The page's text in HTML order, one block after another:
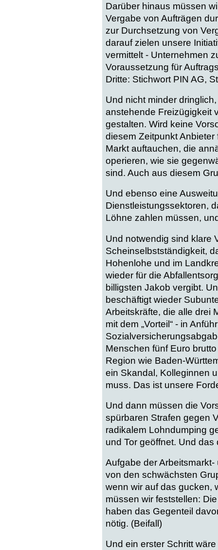
Darüber hinaus müssen
Vergabe von Aufträgen
zur Durchsetzung von
darauf zielen unsere
vermittelt - Unternehmen
Voraussetzung für
Dritte: Stichwort PIN AG,
Und nicht minder
anstehende Freizügigkeit
gestalten. Wird keine
diesem Zeitpunkt
Markt auftauchen, die
operieren, wie sie
sind. Auch aus diesem
Und ebenso eine
Dienstleistungssektoren,
Löhne zahlen müssen,
Und notwendig sind klare
Scheinselbstständigkeit,
Hohenlohe und im
wieder für die
billigsten Jakob vergibt.
beschäftigt wieder
Arbeitskräfte, die alle drei
mit dem „Vorteil“ - in
Menschen fünf Euro
Region wie Baden-
ein Skandal, Kolleginnen
muss. Das ist unsere
Und dann müssen die
spürbaren Strafen gegen
radikalem Lohndumping
und Tor geöffnet. Und
Aufgabe der
von den schwächsten
wenn wir auf das gucken,
müssen wir feststellen:
haben das Gegenteil
nötig. (Beifall)
Und ein erster Schritt